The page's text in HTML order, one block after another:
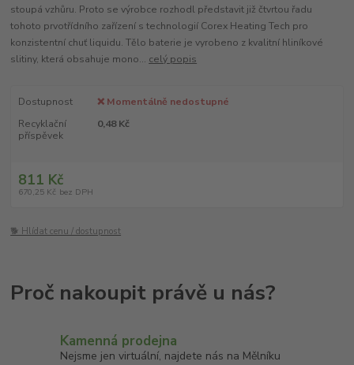
stoupá vzhůru. Proto se výrobce rozhodl představit již čtvrtou řadu
tohoto prvotřídního zařízení s technologií Corex Heating Tech pro
konzistentní chuť liquidu. Tělo baterie je vyrobeno z kvalitní hliníkové
slitiny, která obsahuje mono... celý popis
Dostupnost
❌ Momentálně nedostupné
Recyklační
příspěvek
0,48 Kč
811 Kč
670,25 Kč bez DPH
🐕 Hlídat cenu / dostupnost
Kamenná prodejna
Nejsme jen virtuální, najdete nás na Mělníku